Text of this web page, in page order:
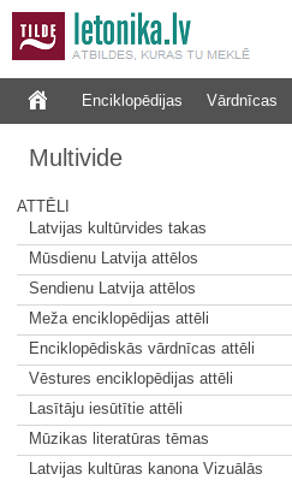
Enciklopēdijas Vārdnīcas
Multivide
ATTĒLI
Latvijas kultūrvides takas
Mūsdienu Latvija attēlos
Sendienu Latvija attēlos
Meža enciklopēdijas attēli
Enciklopēdiskās vārdnīcas attēli
Vēstures enciklopēdijas attēli
Lasītāju iesūtītie attēli
Mūzikas literatūras tēmas
Latvijas kultūras kanona Vizuālās